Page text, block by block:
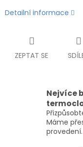
Detailní informace
ZEPTAT SE
Nejvíce
Máme
provedení.